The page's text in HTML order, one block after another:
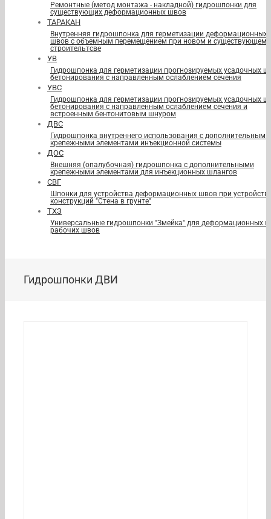
Ремонтные (метод монтажа - накладной) гидрошпонки для
существующих деформационных швов
ТАРАКАН
Внутренняя гидрошпонка для герметизации деформационных
швов с объемным перемещением при новом и существующем
строительтсве
УВ
Гидрошпонка для герметизации прогнозируемых усадочных
бетонирования с направленным ослаблением сечения
УВС
Гидрошпонка для герметизации прогнозируемых усадочных
бетонирования с направленным ослаблением сечения и
встроенным бентонитовым шнуром
ДВС
Гидрошпонка внутреннего использования с дополнительными
крепежными элементами инъекционной системы
ДОС
Внешняя (опалубочная) гидрошпонка с дополнительными
крепежными элементами для инъекционных шлангов
СВГ
Шпонки для устройства деформационных швов при
конструкций "Стена в грунте"
ТХЗ
Универсальные гидрошпонки "Змейка" для деформационных и
рабочих швов
Гидрошпонки ДВИ